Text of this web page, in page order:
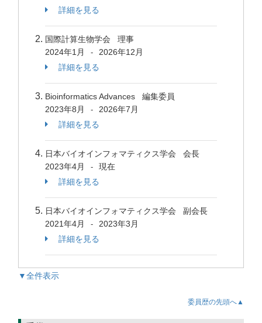
詳細を見る
国際計算生物学会 理事
2024年1月
-
2026年12月
詳細を見る
Bioinformatics Advances 編集委員
2023年8月
-
2026年7月
詳細を見る
日本バイオインフォマティクス学会 会長
2023年4月
-
現在
詳細を見る
日本バイオインフォマティクス学会 副会長
2021年4月
-
2023年3月
詳細を見る
▼全件表示
委員歴の先頭へ▲